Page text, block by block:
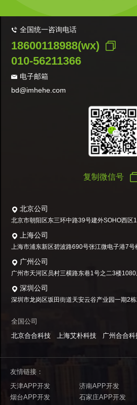
全国统一咨询电话
18600118988(wx)
010-56211366
电子邮箱
bd@imhehe.com
复制微信号
北京公司
北京市朝阳区东三环中路39号建外SOHO西区
上海公司
上海市浦东新区碧波路690号张江微电子港7号
广州公司
广州市天河区员村三横路东巷1号之二3楼
深圳公司
深圳市龙岗区坂田街道天安云谷产业园一期2
全国公司
北京合合科技
上海艾朴科技 广州合合科
友情链接：
天津APP开发
济南APP开发
烟台APP开发
石家庄APP开发